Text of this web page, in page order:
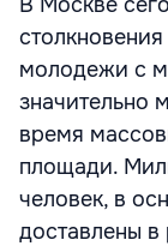
молодежи с
значительно
время
площади.
человек, в
доставлены